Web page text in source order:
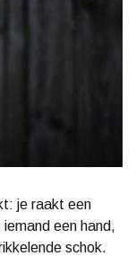
je raakt een
een hand,
schok.